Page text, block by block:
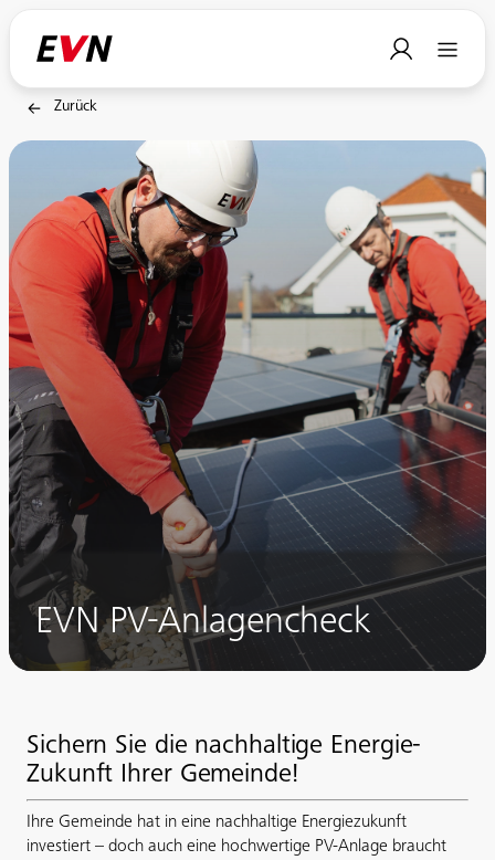
Zurück
EVN PV-Anlagencheck
Sichern Sie die nachhaltige Energie-
Zukunft Ihrer Gemeinde!
Ihre Gemeinde hat in eine nachhaltige Energiezukunft
investiert – doch auch eine hochwertige PV-Anlage braucht